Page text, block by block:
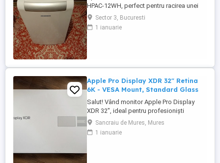
HPAC-12WH, perfect pentru racirea unei
camere daca nu se poate instala un aer
conditionat standard. Pe langa functia de
racire, are si functii de incalzire,
Sector 3, Bucuresti
1 ianuarie
Apple Pro Display XDR 32" Retina
6K - VESA Mount, Standard Glass
Salut! Vând monitor Apple Pro Display
XDR 32", ideal pentru profesioniști
(editare foto video, colorizare, grafică,
programare). Monitorul a fost folosit cu
mare grijă și se află într-o stare estetică și
Sancraiu de Mures, Mures
1 ianuarie